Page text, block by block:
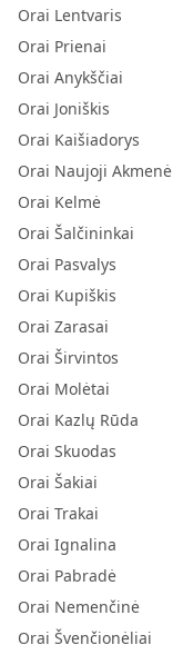
Orai Lentvaris
Orai Prienai
Orai Anykščiai
Orai Joniškis
Orai Kaišiadorys
Orai Naujoji Akmenė
Orai Kelmė
Orai Šalčininkai
Orai Pasvalys
Orai Kupiškis
Orai Zarasai
Orai Širvintos
Orai Molėtai
Orai Kazlų Rūda
Orai Skuodas
Orai Šakiai
Orai Trakai
Orai Ignalina
Orai Pabradė
Orai Nemenčinė
Orai Švenčionėliai